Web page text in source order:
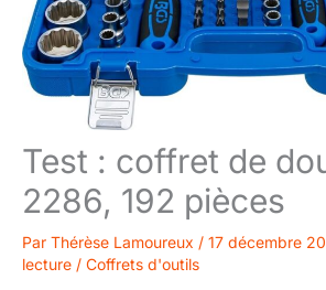
Test : coffret de
2286, 192 pièces
Par Thérèse Lamoureux / 17 décembre
lecture / Coffrets d'outils